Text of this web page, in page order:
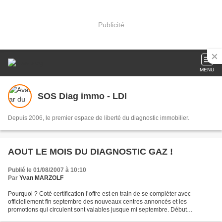
Publicité
MENU
SOS Diag immo - LDI
Depuis 2006, le premier espace de liberté du diagnostic immobilier.
AOUT LE MOIS DU DIAGNOSTIC GAZ !
Publié le 01/08/2007 à 10:10
Par Yvan MARZOLF
Pourquoi ? Coté certification l’offre est en train de se compléter avec
officiellement fin septembre des nouveaux centres annoncés et les
promotions qui circulent sont valables jusque mi septembre. Début